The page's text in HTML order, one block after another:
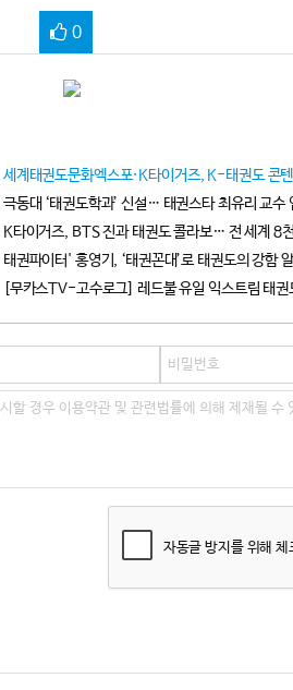
0
세계태권도문화엑스포·K타이거즈, K-태권도 콘
극동대 ‘태권도학과’ 신설… 태권스타 최유리 교수
K타이거즈, BTS 진과 태권도 콜라보… 전 세계 8천
태권파이터' 홍영기, ‘태권꼰대’로 태권도의 강함
[무카스TV-고수로그] 레드불 유일 익스트림 태권
자동글 방지를 위해 체